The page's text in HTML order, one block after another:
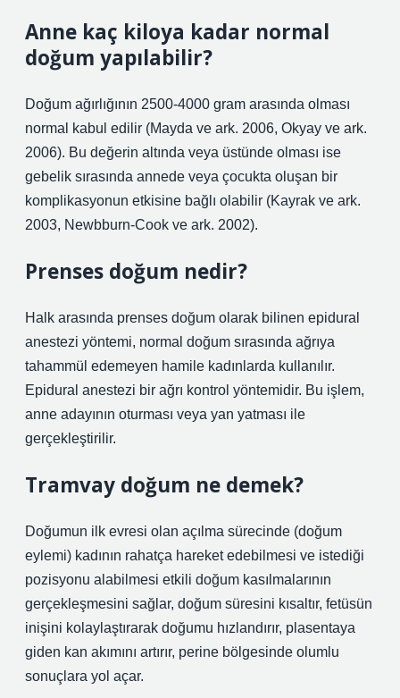
Anne kaç kiloya kadar normal
doğum yapılabilir?
Doğum ağırlığının 2500-4000 gram arasında olması
normal kabul edilir (Mayda ve ark. 2006, Okyay ve ark.
2006). Bu değerin altında veya üstünde olması ise
gebelik sırasında annede veya çocukta oluşan bir
komplikasyonun etkisine bağlı olabilir (Kayrak ve ark.
2003, Newbburn-Cook ve ark. 2002).
Prenses doğum nedir?
Halk arasında prenses doğum olarak bilinen epidural
anestezi yöntemi, normal doğum sırasında ağrıya
tahammül edemeyen hamile kadınlarda kullanılır.
Epidural anestezi bir ağrı kontrol yöntemidir. Bu işlem,
anne adayının oturması veya yan yatması ile
gerçekleştirilir.
Tramvay doğum ne demek?
Doğumun ilk evresi olan açılma sürecinde (doğum
eylemi) kadının rahatça hareket edebilmesi ve istediği
pozisyonu alabilmesi etkili doğum kasılmalarının
gerçekleşmesini sağlar, doğum süresini kısaltır, fetüsün
inişini kolaylaştırarak doğumu hızlandırır, plasentaya
giden kan akımını artırır, perine bölgesinde olumlu
sonuçlara yol açar.